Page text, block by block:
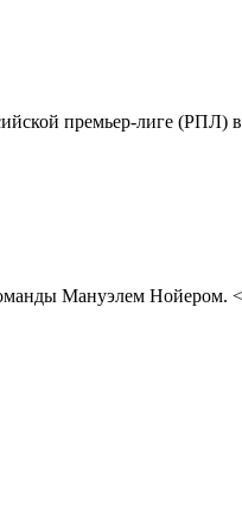
премьер-лиге (РПЛ)
Мануэлем Нойером.